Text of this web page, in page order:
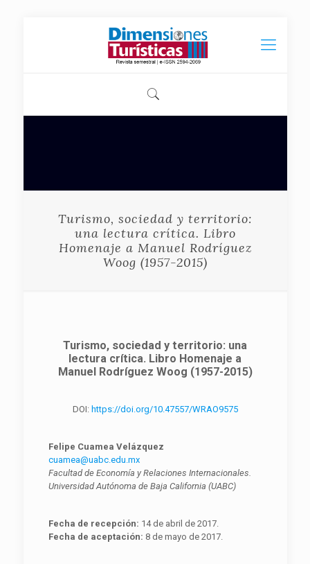
Turismo, sociedad y territorio:
una lectura crítica. Libro
Homenaje a Manuel Rodríguez
Woog (1957-2015)
Turismo, sociedad y territorio: una
lectura crítica. Libro Homenaje a
Manuel Rodríguez Woog (1957-2015)
DOI: https://doi.org/10.47557/WRAO9575
Felipe Cuamea Velázquez
cuamea@uabc.edu.mx
Facultad de Economía y Relaciones Internacionales.
Universidad Autónoma de Baja California (UABC)
Fecha de recepción: 14 de abril de 2017.
Fecha de aceptación: 8 de mayo de 2017.